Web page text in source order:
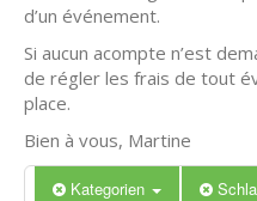
d’un événement.
Si aucun acompte n’est
de régler les frais de tout
place.
Bien à vous, Martine
Kategorien